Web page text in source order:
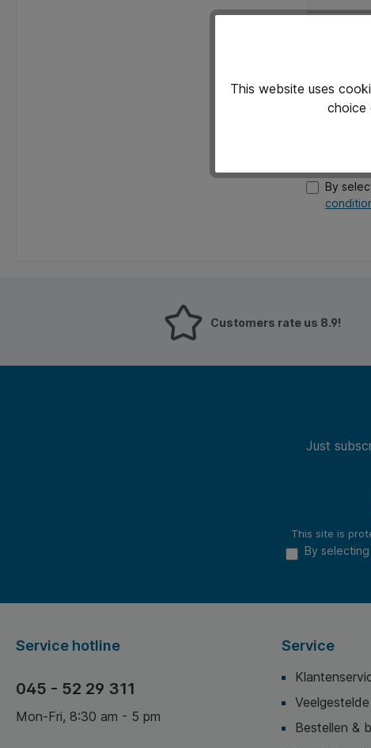
This site
By
Customers rate us 8.9!
Just
This site is
By
Service hotline
045 - 52 29 311
Mon-Fri, 8:30 am - 5 pm
Service
Bestellen &
This website uses
choice